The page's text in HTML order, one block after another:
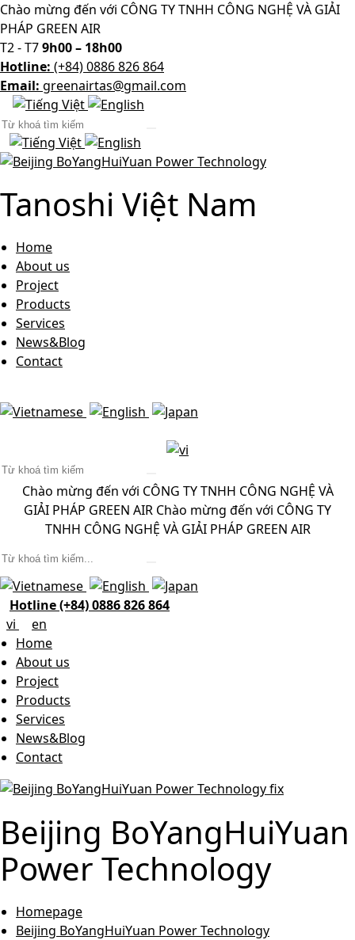
Chào mừng đến với CÔNG TY TNHH CÔNG NGHỆ VÀ GIẢI
PHÁP GREEN AIR
T2 - T79h00 – 18h00
Hotline: (+84) 0886 826 864
Email: greenairtas@gmail.com
Tanoshi Việt Nam
Home
About us
Project
Products
Services
News&Blog
Contact
Chào mừng đến với CÔNG TY TNHH CÔNG NGHỆ VÀ
GIẢI PHÁP GREEN AIR Chào mừng đến với CÔNG TY
TNHH CÔNG NGHỆ VÀ GIẢI PHÁP GREEN AIR
Hotline (+84) 0886 826 864
vi
en
Home
About us
Project
Products
Services
News&Blog
Contact
Beijing BoYangHuiYuan
Power Technology
Homepage
Beijing BoYangHuiYuan Power Technology